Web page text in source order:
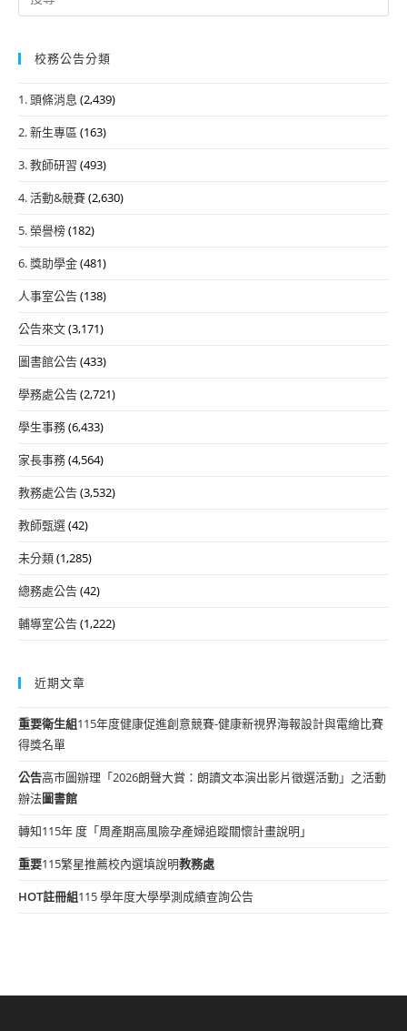
for:
校務公告分類
1. 頭條消息 (2,439)
2. 新生專區 (163)
3. 教師研習 (493)
4. 活動&競賽(2,630)
5. 榮譽榜(182)
6. 獎助學金(481)
人事室公告(138)
公告來文(3,171)
圖書館公告(433)
學務處公告(2,721)
學生事務(6,433)
家長事務(4,564)
教務處公告(3,532)
教師甄選(42)
未分類(1,285)
總務處公告(42)
輔導室公告(1,222)
近期文章
重要衛生組115年度健康促進創意競賽-健康新視界海報設計與電繪比賽
得獎名單
公告高市圖辦理「2026朗聲大賞：朗讀文本演出影片徵選活動」之活動
辦法圖書館
轉知115年 度「周產期高風險孕產婦追蹤關懷計畫說明」
重要115繁星推薦校內選填說明教務處
HOT註冊組115 學年度大學學測成績查詢公告